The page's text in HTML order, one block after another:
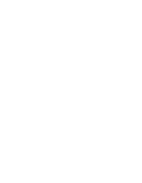
Un tribunal federal
Incendios de
Muere un peatón
en la carretera A-7 a su
El Granada cierra su
Un mes de la
que acabó con la vida de